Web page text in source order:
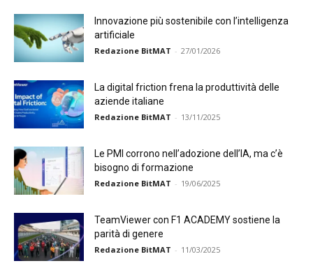
Innovazione più sostenibile con l’intelligenza
artificiale
Redazione BitMAT - 27/01/2026
La digital friction frena la produttività delle
aziende italiane
Redazione BitMAT - 13/11/2025
Le PMI corrono nell’adozione dell’IA, ma c’è
bisogno di formazione
Redazione BitMAT - 19/06/2025
TeamViewer con F1 ACADEMY sostiene la
parità di genere
Redazione BitMAT - 11/03/2025